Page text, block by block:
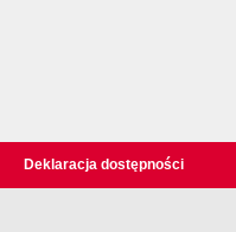
Deklaracja dostępności